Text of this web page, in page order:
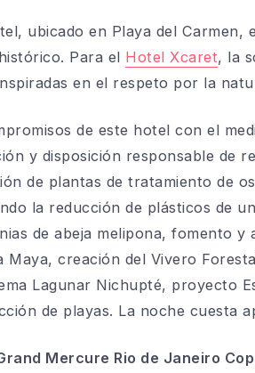
ubicado en Playa del Carmen,
Para el Hotel Xcaret, la
en el respeto por la
de este hotel con el
y disposición responsable de
de plantas de tratamiento de
la reducción de plásticos de
de abeja melipona, fomento
Maya, creación del Vivero
Lagunar Nichupté, proyecto
de playas. La noche cuesta
Mercure Rio de Janeiro